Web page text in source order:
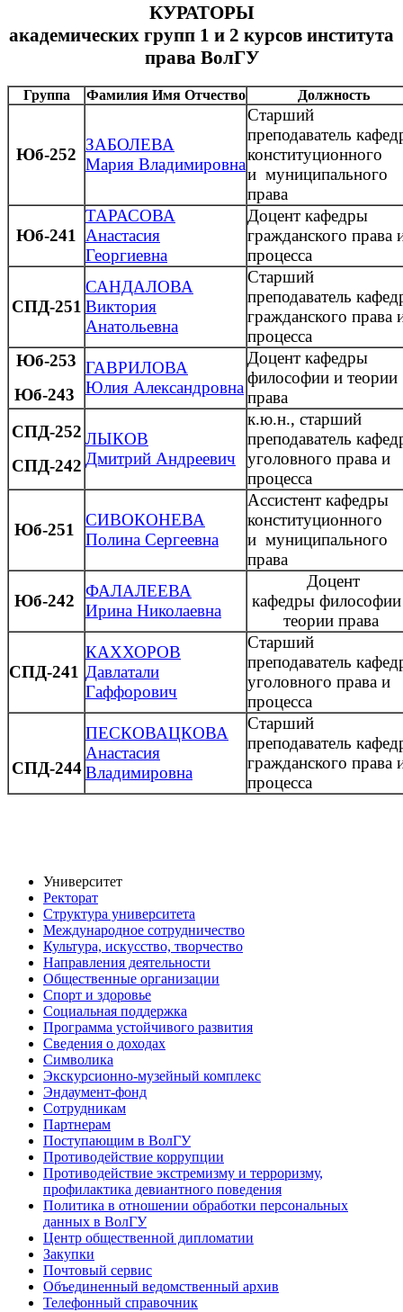
КУРАТОРЫ
академических групп 1 и 2 курсов института
права ВолГУ
Группа Фамилия Имя Отчество Должность
Юб-252
ЗАБОЛЕВА
Мария Владимировна
Старший
преподаватель
конституционного
и муниципального
права
Юб-241
ТАРАСОВА
Анастасия
Георгиевна
Доцент кафедры
гражданского права
процесса
СПД-251
САНДАЛОВА
Виктория
Анатольевна
Старший
преподаватель
гражданского права
процесса
Юб-253
Юб-243
ГАВРИЛОВА
Юлия Александровна
Доцент кафедры
философии и теории
права
СПД-252
СПД-242
ЛЫКОВ
Дмитрий Андреевич
к.ю.н., старший
преподаватель
уголовного права и
процесса
Юб-251
СИВОКОНЕВА
Полина Сергеевна
Ассистент кафедры
конституционного
и муниципального
права
Юб-242
ФАЛАЛЕЕВА
Ирина Николаевна
Доцент
кафедры
теории права
СПД-241
КАХХОРОВ
Давлатали
Гаффорович
Старший
преподаватель
уголовного права и
процесса
СПД-244
ПЕСКОВАЦКОВА
Анастасия
Владимировна
Старший
преподаватель
гражданского права
процесса
Университет
Ректорат
Структура университета
Международное сотрудничество
Культура, искусство, творчество
Направления деятельности
Общественные организации
Спорт и здоровье
Социальная поддержка
Программа устойчивого развития
Сведения о доходах
Символика
Экскурсионно-музейный комплекс
Эндаумент-фонд
Сотрудникам
Партнерам
Поступающим в ВолГУ
Противодействие коррупции
Противодействие экстремизму и терроризму,
профилактика девиантного поведения
Политика в отношении обработки персональных
данных в ВолГУ
Центр общественной дипломатии
Закупки
Почтовый сервис
Объединенный ведомственный архив
Телефонный справочник